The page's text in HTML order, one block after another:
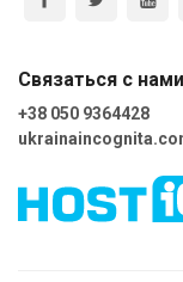
Связаться с нами
+38 050 9364428